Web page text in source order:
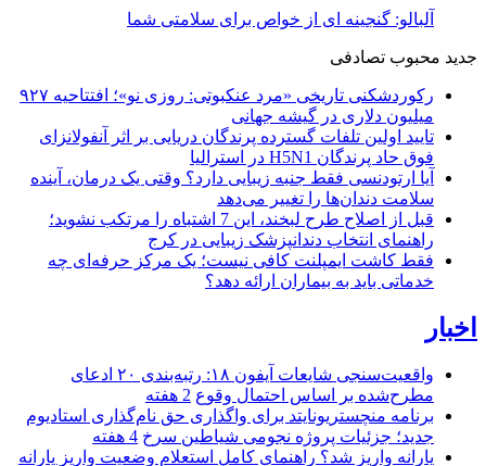
آلبالو: گنجینه ای از خواص برای سلامتی شما
جدید محبوب تصادفی
رکوردشکنی تاریخی «مرد عنکبوتی: روزی نو»؛ افتتاحیه ۹۲۷
میلیون دلاری در گیشه جهانی
تایید اولین تلفات گسترده پرندگان دریایی بر اثر آنفولانزای
فوق حاد پرندگان H5N1 در استرالیا
آیا ارتودنسی فقط جنبه زیبایی دارد؟ وقتی یک درمان، آینده
سلامت دندان‌ها را تغییر می‌دهد
قبل از اصلاح طرح لبخند، این 7 اشتباه را مرتکب نشوید؛
راهنمای انتخاب دندانپزشک زیبایی در کرج
فقط کاشت ایمپلنت کافی نیست؛ یک مرکز حرفه‌ای چه
خدماتی باید به بیماران ارائه دهد؟
اخبار
واقعیت‌سنجی شایعات آیفون ۱۸: رتبه‌بندی ۲۰ ادعای
مطرح‌شده بر اساس احتمال وقوع 2 هفته
برنامه منچستریونایتد برای واگذاری حق نام‌گذاری استادیوم
جدید؛ جزئیات پروژه نجومی شیاطین سرخ 4 هفته
یارانه واریز شد؟ راهنمای کامل استعلام وضعیت واریز یارانه